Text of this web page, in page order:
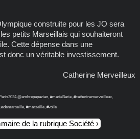
construite pour les JO sera
petits Marseillais qui souhaiteront
Cette dépense dans une
donc un véritable investissement.
Catherine Merveilleux
#marieBarie, #catherinemerveilleux,
#marseille, #voile
de la rubrique Société